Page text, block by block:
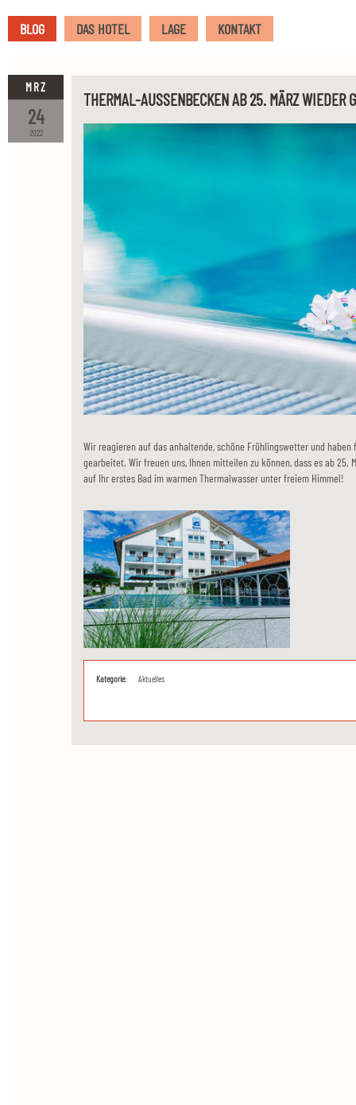
BLOG DAS HOTEL LAGE KONTAKT
THERMAL-AUSSENBECKEN AB 25. MÄRZ WIEDER
2022
24
MRZ
Wir reagieren auf das anhaltende, schöne Frühlingswetter und haben
gearbeitet. Wir freuen uns, Ihnen mitteilen zu können, dass es ab 25.
auf Ihr erstes Bad im warmen Thermalwasser unter freiem Himmel!
Kategorie: Aktuelles